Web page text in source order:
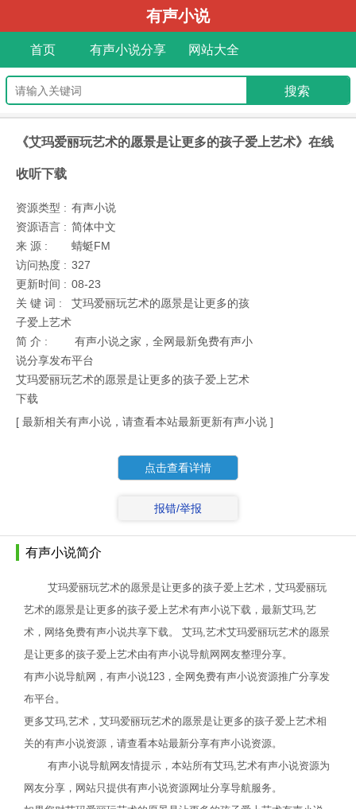
有声小说
首页 有声小说分享 网站大全
《艾玛爱丽玩艺术的愿景是让更多的孩子爱上艺术》在线
收听下载
资源类型 : 有声小说
资源语言 : 简体中文
来 源 :
蜻蜓FM
访问热度 : 327
更新时间 : 08-23
关 键 词 :
艾玛爱丽玩艺术的愿景是让更多的孩
子爱上艺术
简 介 :
有声小说之家，全网最新免费有声小
说分享发布平台
艾玛爱丽玩艺术的愿景是让更多的孩子爱上艺术
下载
[ 最新相关有声小说，请查看本站最新更新有声小说 ]
点击查看详情
报错/举报
有声小说简介
艾玛爱丽玩艺术的愿景是让更多的孩子爱上艺术，艾玛爱丽玩
艺术的愿景是让更多的孩子爱上艺术有声小说下载，最新艾玛,艺
术，网络免费有声小说共享下载。 艾玛,艺术艾玛爱丽玩艺术的愿景
是让更多的孩子爱上艺术由有声小说导航网网友整理分享。
有声小说导航网，有声小说123，全网免费有声小说资源推广分享发
布平台。
更多艾玛,艺术，艾玛爱丽玩艺术的愿景是让更多的孩子爱上艺术相
关的有声小说资源，请查看本站最新分享有声小说资源。
有声小说导航网友情提示，本站所有艾玛,艺术有声小说资源为
网友分享，网站只提供有声小说资源网址分享导航服务。